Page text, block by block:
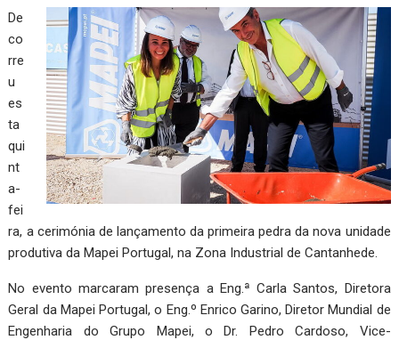
De
co
rre
u
es
ta
qui
nt
a-
fei
ra, a cerimónia de lançamento da primeira pedra da nova unidade
produtiva da Mapei Portugal, na Zona Industrial de Cantanhede.
No evento marcaram presença a Eng.ª Carla Santos, Diretora
Geral da Mapei Portugal, o Eng.º Enrico Garino, Diretor Mundial de
Engenharia do Grupo Mapei, o Dr. Pedro Cardoso, Vice-